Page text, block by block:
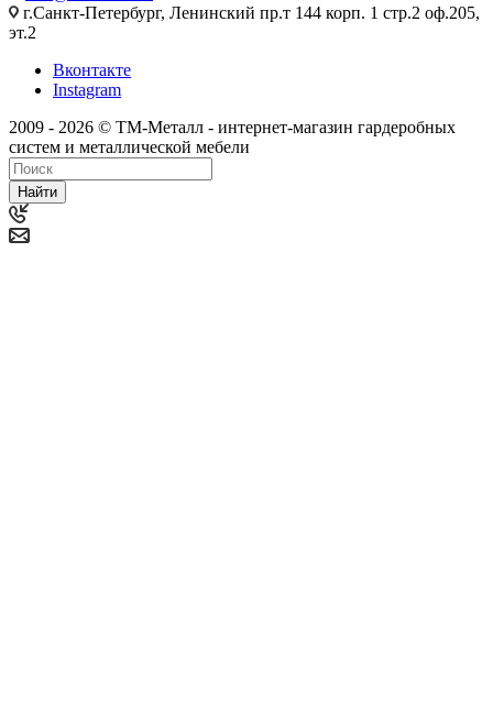
г.Санкт-Петербург, Ленинский пр.т 144 корп. 1 стр.2 оф.205,
эт.2
Вконтакте
Instagram
2009 - 2026 © ТМ-Металл - интернет-магазин гардеробных
систем и металлической мебели
Найти